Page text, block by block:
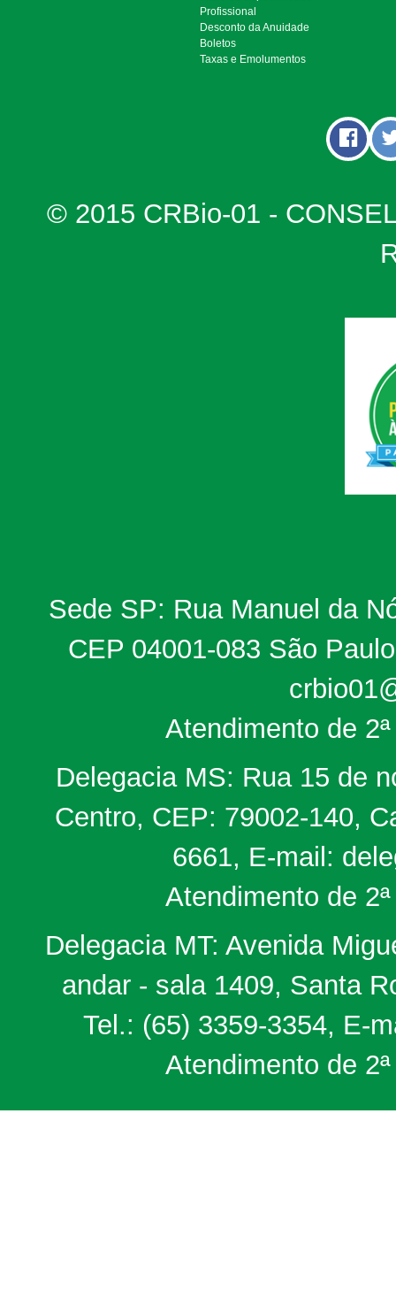
Profissional
Desconto da Anuidade
Boletos
Taxas e Emolumentos
© 2015 CRBio-01 -
Sede SP: Rua Manuel da
CEP 04001-083 São
Atendimento de
Delegacia MS: Rua 15 de
Centro, CEP: 79002-140,
6661, E-mail:
Atendimento de
Delegacia MT: Avenida
andar - sala 1409, Santa
Tel.: (65) 3359-3354, E-
Atendimento de